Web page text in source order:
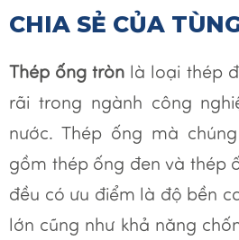
CHIA SẺ CỦA
Thép ống tròn là loại thép
rãi trong ngành công
nước. Thép ống mà
gồm thép ống đen và thép
đều có ưu điểm là độ bền
lớn cũng như khả năng